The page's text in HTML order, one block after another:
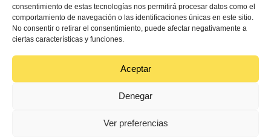
consentimiento de estas tecnologías nos permitirá procesar datos como el
comportamiento de navegación o las identificaciones únicas en este sitio.
No consentir o retirar el consentimiento, puede afectar negativamente a
ciertas características y funciones.
Aceptar
Denegar
Ver preferencias
El Complemento Perfecto: Nueva Campaña de
Promoción Nacional
Lanzamos nueva campaña nacional, El Complemento Perfecto,
que estará activa hasta final de año. Por primera vez Aceites de
Oliva de España liga su imagen a...